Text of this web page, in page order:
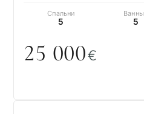
Спальни
5 5
25 000€